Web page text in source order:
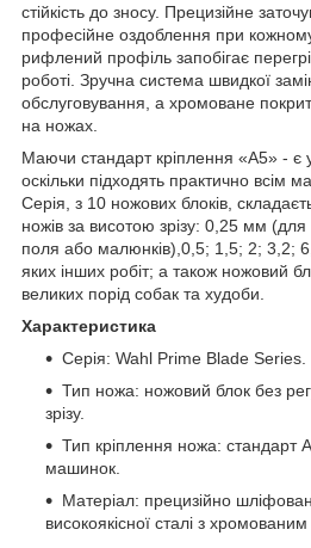
стійкість до зносу. Прецизійне
професійне оздоблення при
рифлений профіль запобігає
роботі. Зручна система швидкої
обслуговування, а хромоване
на ножах.
Маючи стандарт кріплення «А5» - є
оскільки підходять практично всім
Серія, з 10 ножових блоків,
ножів за висотою зрізу: 0,25 мм (для
поля або малюнків),0,5; 1,5; 2; 3,2;
яких інших робіт; а також ножовий
великих порід собак та худоби.
Характеристика
Серія: Wahl Prime Blade Series.
Тип ножа: ножовий блок без
зрізу.
Тип кріплення ножа: стандарт
машинок.
Матеріал: прецизійно
високоякісної сталі з